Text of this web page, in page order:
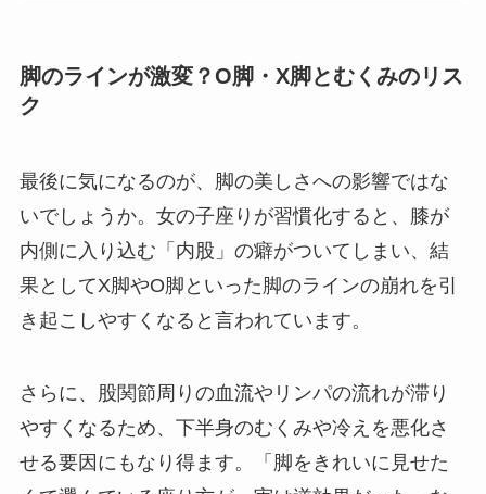
脚のラインが激変？O脚・X脚とむくみのリス
ク
最後に気になるのが、脚の美しさへの影響ではな
いでしょうか。女の子座りが習慣化すると、膝が
内側に入り込む「内股」の癖がついてしまい、結
果としてX脚やO脚といった脚のラインの崩れを引
き起こしやすくなると言われています。
さらに、股関節周りの血流やリンパの流れが滞り
やすくなるため、下半身のむくみや冷えを悪化さ
せる要因にもなり得ます。「脚をきれいに見せた